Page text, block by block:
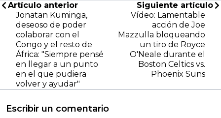
Artículo anterior
Jonatan Kuminga,
deseoso de poder
colaborar con el
Congo y el resto de
África: "Siempre pensé
en llegar a un punto
en el que pudiera
volver y ayudar"
Siguiente artículo
Vídeo: Lamentable
acción de Joe
Mazzulla bloqueando
un tiro de Royce
O'Neale durante el
Boston Celtics vs.
Phoenix Suns
Escribir un comentario